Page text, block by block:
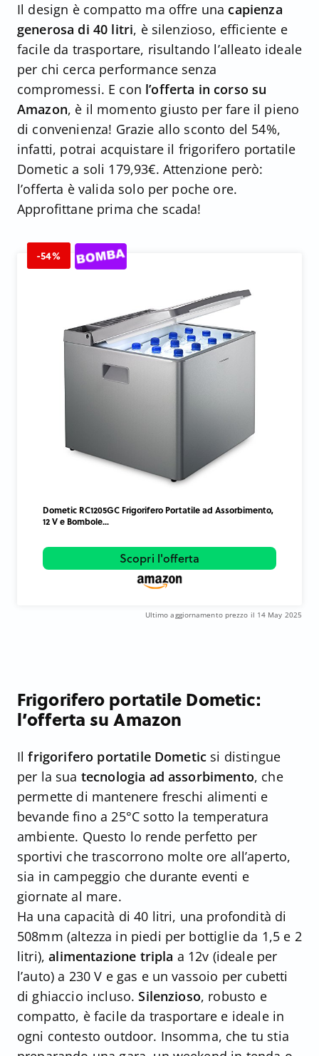
Il design è compatto ma offre una capienza
generosa di 40 litri, è silenzioso, efficiente e
facile da trasportare, risultando l’alleato ideale
per chi cerca performance senza
compromessi. E con l’offerta in corso su
Amazon, è il momento giusto per fare il pieno
di convenienza! Grazie allo sconto del 54%,
infatti, potrai acquistare il frigorifero portatile
Dometic a soli 179,93€. Attenzione però:
l’offerta è valida solo per poche ore.
Approfittane prima che scada!
-54%
Dometic RC1205GC Frigorifero Portatile ad Assorbimento,
12 V e Bombole...
Scopri l'offerta
Ultimo aggiornamento prezzo il 14 May 2025
Frigorifero portatile Dometic:
l’offerta su Amazon
Ilfrigorifero portatile Dometic si distingue
per la sua tecnologia ad assorbimento, che
permette di mantenere freschi alimenti e
bevande fino a 25°C sotto la temperatura
ambiente. Questo lo rende perfetto per
sportivi che trascorrono molte ore all’aperto,
sia in campeggio che durante eventi e
giornate al mare.
Ha una capacità di 40 litri, una profondità di
508mm (altezza in piedi per bottiglie da 1,5 e 2
litri),alimentazione tripla a 12v (ideale per
l’auto) a 230 V e gas e un vassoio per cubetti
di ghiaccio incluso.Silenzioso, robusto e
compatto, è facile da trasportare e ideale in
ogni contesto outdoor. Insomma, che tu stia